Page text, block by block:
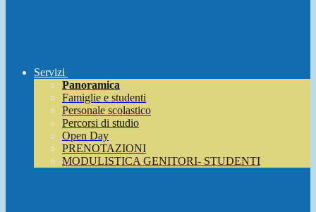
Servizi
Panoramica
Famiglie e studenti
Personale scolastico
Percorsi di studio
Open Day
PRENOTAZIONI
MODULISTICA GENITORI- STUDENTI